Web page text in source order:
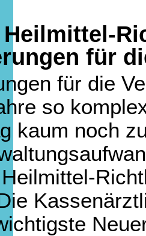
Heilmittel-
für
für die
so
kaum noch